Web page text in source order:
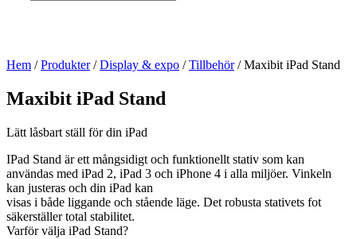
Hem /Produkter/Display & expo /Tillbehör/ Maxibit iPad Stand
Maxibit iPad Stand
Lätt låsbart ställ för din iPad
IPad Stand är ett mångsidigt och funktionellt stativ som kan
användas med iPad 2, iPad 3 och iPhone 4 i alla miljöer. Vinkeln
kan justeras och din iPad kan
visas i både liggande och stående läge. Det robusta stativets fot
säkerställer total stabilitet.
Varför välja iPad Stand?